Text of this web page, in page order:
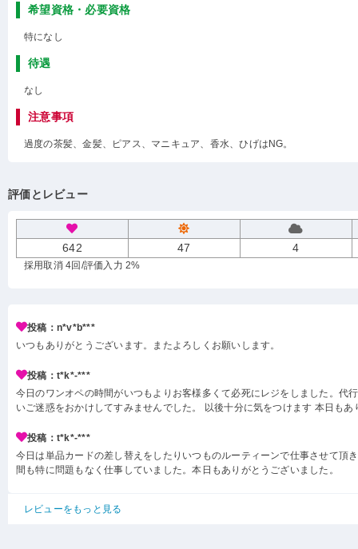
希望資格・必要資格
特になし
待遇
なし
注意事項
過度の茶髪、金髪、ピアス、マニキュア、香水、ひげはNG。
評価とレビュー
642 47 4
採用取消 4回 /評価入力 2%
投稿：n*v*b***
いつもありがとうございます。またよろしくお願いします。
投稿：t*k*-***
今日のワンオペの時間がいつもよりお客様多くて必死にレジをしました。代
いご迷惑をおかけしてすみませんでした。 以後十分に気をつけます 本日も
投稿：t*k*-***
今日は単品カードの差し替えをしたりいつものルーティーンで仕事させて頂
間も特に問題もなく仕事していました。本日もありがとうございました。
レビューをもっと見る